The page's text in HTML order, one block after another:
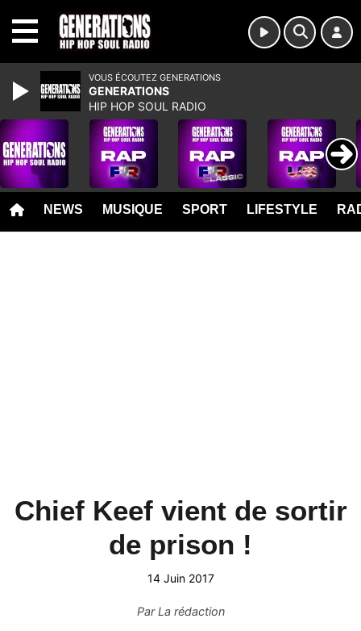
NEWS MUSIQUE SPORT LIFESTYLE
Chief Keef vient de sortir
de prison !
14 Juin 2017
ParLa rédaction
VOUS ÉCOUTEZ GENERATIONS
GENERATIONS
HIP HOP SOUL RADIO